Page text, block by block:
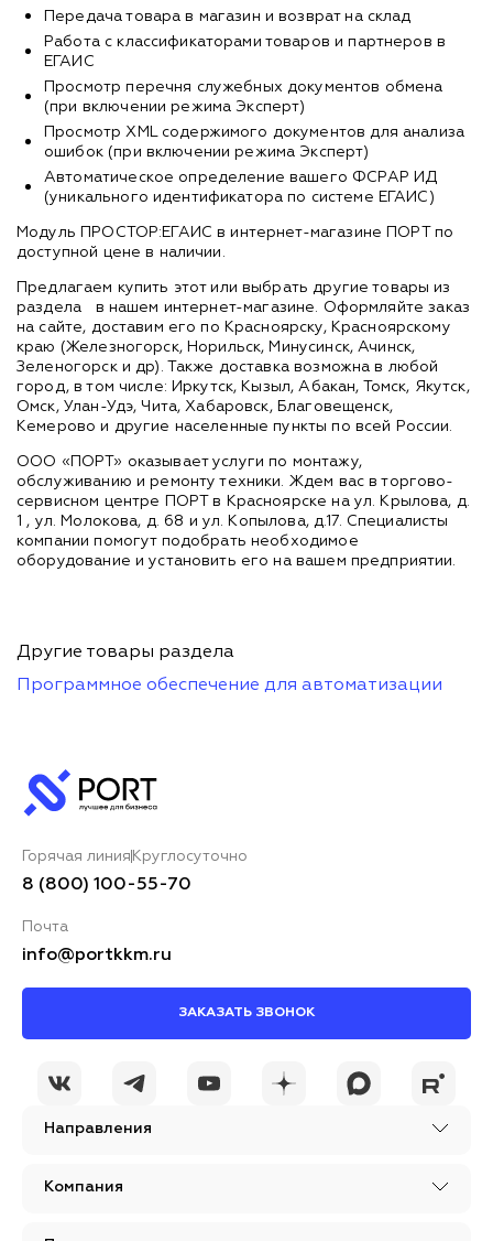
Передача товара в магазин и возврат на склад
Работа с классификаторами товаров и партнеров в
ЕГАИС
Просмотр перечня служебных документов обмена
(при включении режима Эксперт)
Просмотр XML содержимого документов для анализа
ошибок (при включении режима Эксперт)
Автоматическое определение вашего ФСРАР ИД
(уникального идентификатора по системе ЕГАИС)
Модуль ПРОСТОР:ЕГАИС в интернет-магазине ПОРТ по
доступной цене в наличии.
Предлагаем купить этот или выбрать другие товары из
раздела
в нашем интернет-магазине. Оформляйте заказ
на сайте, доставим его по Красноярску, Красноярскому
краю (Железногорск, Норильск, Минусинск, Ачинск,
Зеленогорск и др). Также доставка возможна в любой
город, в том числе: Иркутск, Кызыл, Абакан, Томск, Якутск,
Омск, Улан-Удэ, Чита, Хабаровск, Благовещенск,
Кемерово и другие населенные пункты по всей России.
ООО «ПОРТ» оказывает услуги по монтажу,
обслуживанию и ремонту техники. Ждем вас в торгово-
сервисном центре ПОРТ в Красноярске на ул. Крылова, д.
1 , ул. Молокова, д. 68 и ул. Копылова, д.17. Специалисты
компании помогут подобрать необходимое
оборудование и установить его на вашем предприятии.
Другие товары раздела
Программное обеспечение для автоматизации
Направления
Компания
Горячая линия Круглосуточно
8 (800) 100-55-70
Почта
info@portkkm.ru
ЗАКАЗАТЬ ЗВОНОК